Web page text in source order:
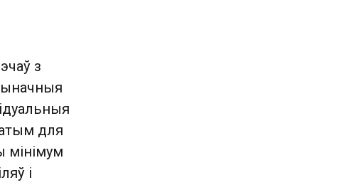
з
для
мінімум
і